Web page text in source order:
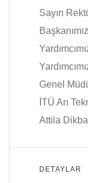
Sayın
Genel
İTÜ Arı
Attila
DETAYLAR